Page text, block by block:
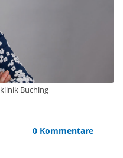
Buching
0 Kommentare